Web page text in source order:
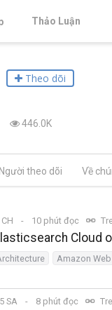
Thảo Luận
Theo dõi
446.0K
Người theo dõi Về
10 phút đọc
Cloud
Amazon Web
SA 8 phút đọc